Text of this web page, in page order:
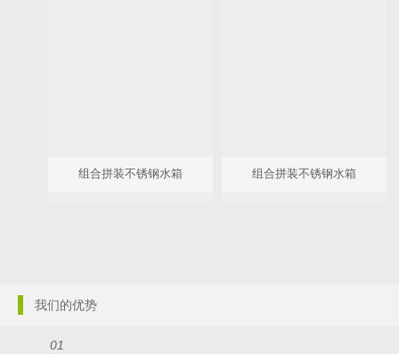
组合拼装不锈钢水箱 组合拼装不锈钢水箱
我们的优势
01